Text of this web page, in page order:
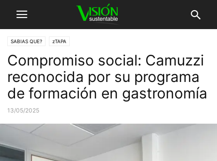
SABIAS QUE? zTAPA
Compromiso social: Camuzzi
reconocida por su programa
de formación en gastronomía
13/05/2025